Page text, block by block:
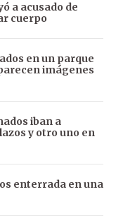
a acusado de
cuerpo
en un parque
imágenes
iban a
y otro uno en
enterrada en una